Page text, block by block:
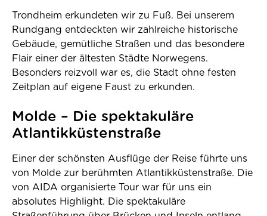
Trondheim erkundeten wir zu Fuß. Bei unserem
Rundgang entdeckten wir zahlreiche historische
Gebäude, gemütliche Straßen und das besondere
Flair einer der ältesten Städte Norwegens.
Besonders reizvoll war es, die Stadt ohne festen
Zeitplan auf eigene Faust zu erkunden.
Molde – Die spektakuläre
Atlantikküstenstraße
Einer der schönsten Ausflüge der Reise führte uns
von Molde zur berühmten Atlantikküstenstraße. Die
von AIDA organisierte Tour war für uns ein
absolutes Highlight. Die spektakuläre